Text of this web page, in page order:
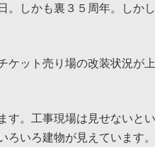
しかも裏３５周年。しか
ケット売り場の改装状況が
。工事現場は見せないと
いろ建物が見えています。